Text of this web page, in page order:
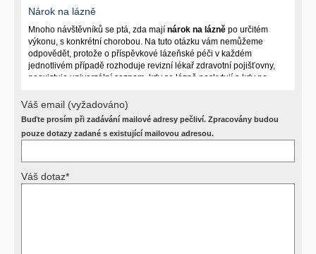
Nárok na lázně
Mnoho návštěvníků se ptá, zda mají nárok na lázně po určitém
výkonu, s konkrétní chorobou. Na tuto otázku vám nemůžeme
odpovědět, protože o příspěvkové lázeňské péči v každém
jednotlivém případě rozhoduje revizní lékař zdravotní pojišťovny,
neexistuje univerzální seznam, kdy se lázně poskytují a kdy ne.
postižení pacienta a dalších zdravotních okolnostech.
Požádejte svého ošetřujícího lékaře o návrh, který pak posoudí
příslušný revizní lékař. My vám spolehlivou odpověď dát
Výsledky vyšetření
Váš email (vyžadováno)
Buďte prosím při zadávání mailové adresy pečliví. Zpracovány budou
pouze dotazy zadané s existující mailovou adresou.
Váš dotaz*